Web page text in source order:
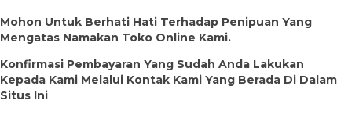
Mohon Untuk Berhati Hati Terhadap Penipuan Yang
Mengatas Namakan Toko Online Kami.
Konfirmasi Pembayaran Yang Sudah Anda Lakukan
Kepada Kami Melalui Kontak Kami Yang Berada Di Dalam
Situs Ini